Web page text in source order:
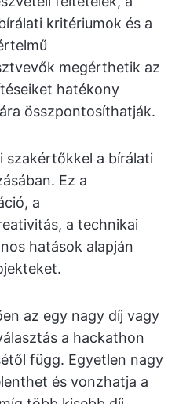
kritériumok és a
megérthetik az
hatékony
összpontosíthatják.
szakértőkkel a bírálati
Ez a
a
a technikai
hatások alapján
az egy nagy díj vagy
a hackathon
függ. Egyetlen nagy
és vonzhatja a